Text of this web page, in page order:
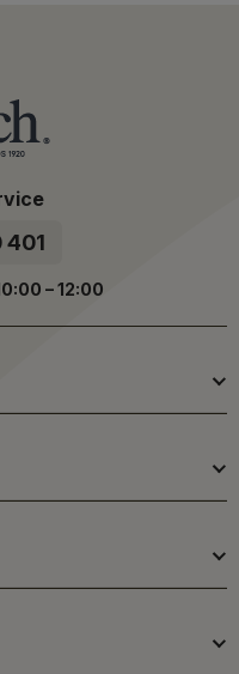
– 12:00